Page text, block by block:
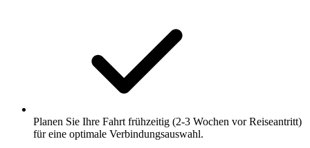
Planen Sie Ihre Fahrt frühzeitig (2-3 Wochen vor Reiseantritt)
für eine optimale Verbindungsauswahl.